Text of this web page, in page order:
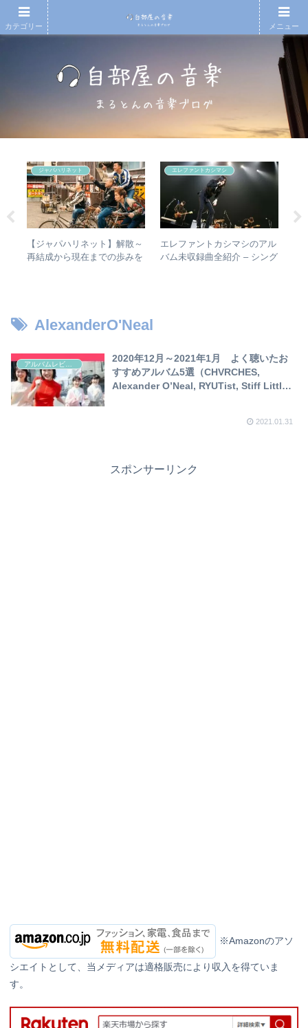
ジャパハリネット
【ジャパハリネット】解散～
再結成から現在までの歩みを
エレファントカシマシ
エレファントカシマシのアル
バム未収録曲全紹介 – シング
AlexanderO'Neal
アルバムレビュー
2020年12月～2021年1月 よく聴いたお
すすめアルバム5選（CHVRCHES,
Alexander O’Neal, RYUTist, Stiff Little
2021.01.31
スポンサーリンク
※Amazonのアソ
シエイトとして、当メディアは適格販売により収入を得ていま
す。
カテゴリー メニュー